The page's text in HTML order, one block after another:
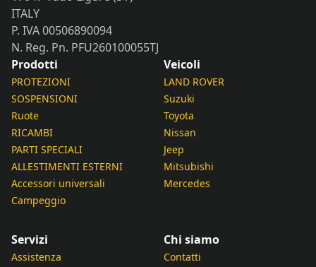
ITALY
P. IVA 00506890094
N. Reg. Pn. PFU260100055TJ
Prodotti
PROTEZIONI
SOSPENSIONI
Ruote
RICAMBI
PARTI SPECIALI
ALLESTIMENTI ESTERNI
Accessori universali
Campeggio
Veicoli
LAND ROVER
Suzuki
Toyota
Nissan
Jeep
Mitsubishi
Mercedes
Servizi
Assistenza
Chi siamo
Contatti